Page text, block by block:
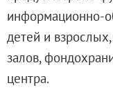
Клуб
информационно-
детей и
залов,
центра.